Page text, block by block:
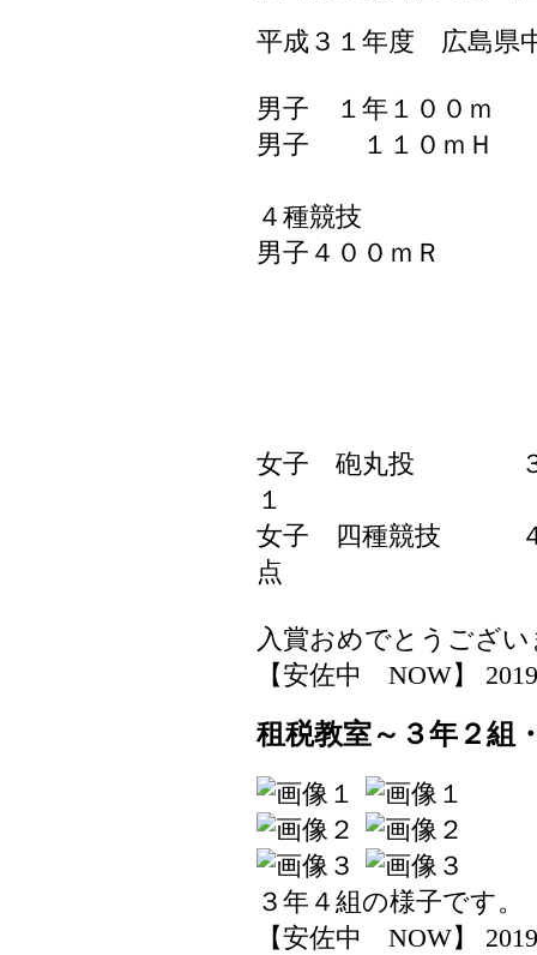
平成３１年度 広島県
男子 １年１００ｍ
男子 １１０ｍＨ
４種競技 ５位
男子４００ｍＲ
女子 砲丸投 ３
１
女子 四種競技 ４
点
入賞おめでとうござ
【安佐中 NOW】
租税教室～３年２
３年４組の様子です。
【安佐中 NOW】